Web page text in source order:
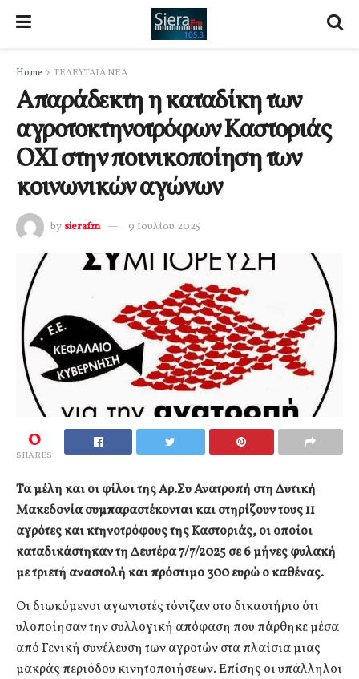
Home ΤΕΛΕΥΤΑΙΑ ΝΕΑ
Απαράδεκτη η καταδίκη των
αγροτοκτηνοτρόφων Καστοριάς
ΟΧΙ στην ποινικοποίηση των
κοινωνικών αγώνων
by sierafm 9 Ιουλίου 2025
0
SHARES
Τα μέλη και οι φίλοι της Αρ.Συ Ανατροπή στη Δυτική
Μακεδονία συμπαραστέκονται και στηρίζουν τους 11
αγρότες και κτηνοτρόφους της Καστοριάς, οι οποίοι
καταδικάστηκαν τη Δευτέρα 7/7/2025 σε 6 μήνες φυλακή
με τριετή αναστολή και πρόστιμο 300 ευρώ ο καθένας.
Οι διωκόμενοι αγωνιστές τόνιζαν στο δικαστήριο ότι
υλοποίησαν την συλλογική απόφαση που πάρθηκε μέσα
από Γενική συνέλευση των αγροτών στα πλαίσια μιας
μακράς περιόδου κινητοποιήσεων. Επίσης οι υπάλληλοι